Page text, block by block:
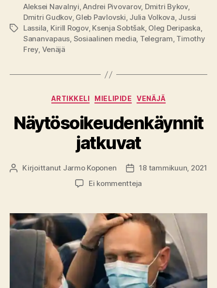
Avainsanat
Aleksei Navalnyi,Andrei Pivovarov, Dmitri Bykov,
Dmitri Gudkov, Gleb Pavlovski, Julia Volkova, Jussi
Lassila, Kirill Rogov, Ksenja Sobtšak, Oleg Deripaska,
Sananvapaus, Sosiaalinen media, Telegram, Timothy
Frey, Venäjä
Kategoriat
ARTIKKELI MIELIPIDE VENÄJÄ
Näytösoikeudenkäynnit
jatkuvat
Kirjoittaja
Kirjoittanut Jarmo Koponen Julkaisupäivämäärä
18 tammikuun, 2021
Ei kommentteja